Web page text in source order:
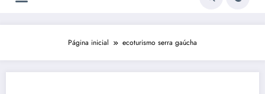
Página inicial ecoturismo serra gaúcha